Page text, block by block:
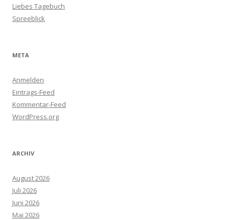
Liebes Tagebuch
Spreeblick
META
Anmelden
Eintrags-Feed
Kommentar-Feed
WordPress.org
ARCHIV
August 2026
Juli 2026
Juni 2026
Mai 2026